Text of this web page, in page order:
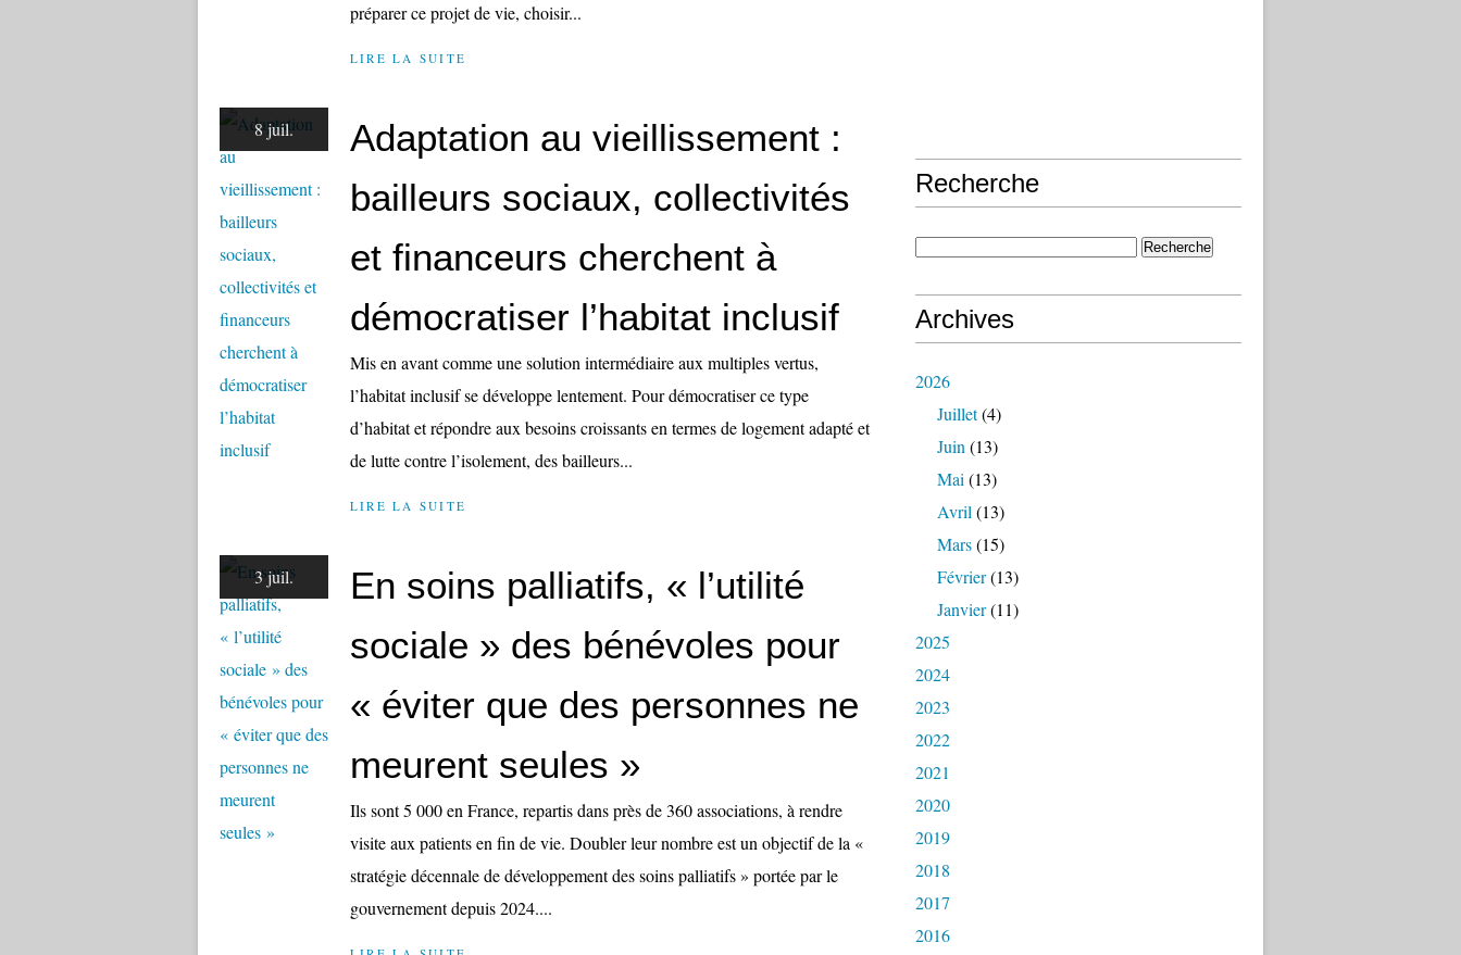
préparer ce projet de vie, choisir...
LIRE LA SUITE
8 juil.
Adaptation au vieillissement :
bailleurs sociaux, collectivités
et financeurs cherchent à
démocratiser l’habitat inclusif
Mis en avant comme une solution intermédiaire aux multiples vertus,
l’habitat inclusif se développe lentement. Pour démocratiser ce type
d’habitat et répondre aux besoins croissants en termes de logement adapté et
de lutte contre l’isolement, des bailleurs...
LIRE LA SUITE
3 juil.
En soins palliatifs, « l’utilité
sociale » des bénévoles pour
« éviter que des personnes ne
meurent seules »
Ils sont 5 000 en France, repartis dans près de 360 associations, à rendre
visite aux patients en fin de vie. Doubler leur nombre est un objectif de la «
stratégie décennale de développement des soins palliatifs » portée par le
gouvernement depuis 2024....
Recherche
Archives
2026
Juillet(4)
Juin (13)
Mai (13)
Avril (13)
Mars(15)
Février(13)
Janvier(11)
2025
2024
2023
2022
2021
2020
2019
2018
2017
2016